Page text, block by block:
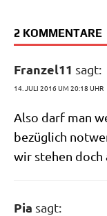
2 KOMMENTARE
Franzel11 sagt:
14. JULI 2016 UM 20:18 UHR
Also darf man
bezüg­lich
wir ste­hen doch
Pia sagt: